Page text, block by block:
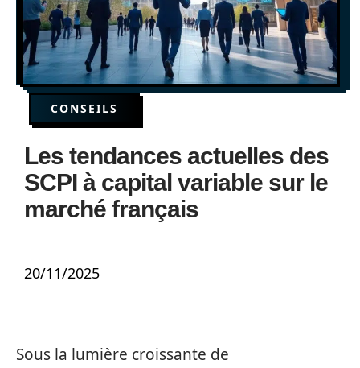
CONSEILS
Les tendances actuelles des
SCPI à capital variable sur le
marché français
20/11/2025
Sous la lumière croissante de